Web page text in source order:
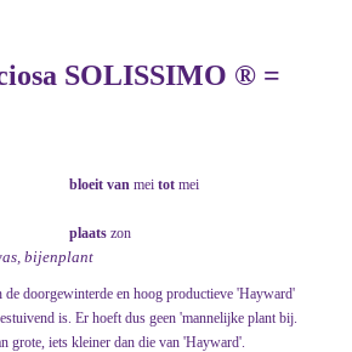
SOLISSIMO ® =
bloeit van mei tot mei
plaats zon
bijenplant
doorgewinterde en hoog productieve 'Hayward'
is. Er hoeft dus geen 'mannelijke plant bij.
grote, iets kleiner dan die van 'Hayward'.